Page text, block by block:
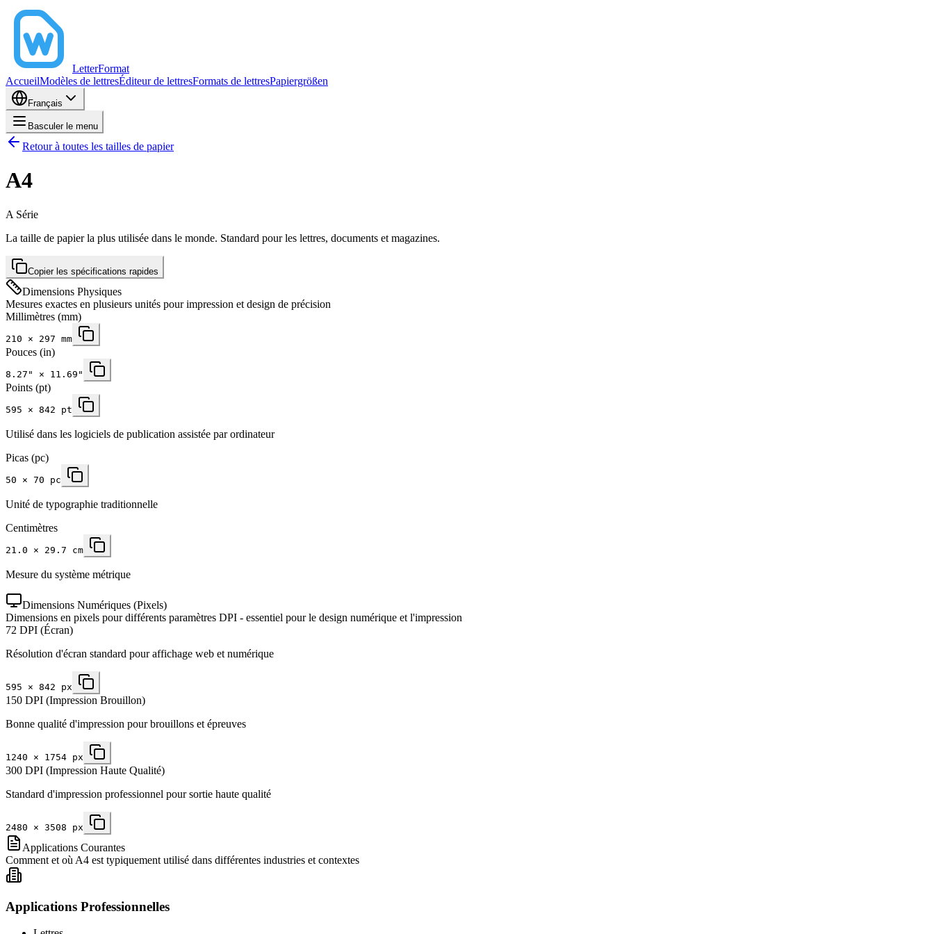
LetterFormat
AccueilModèles de lettresÉditeur de lettresFormats de lettresPapiergrößen
Français
Basculer le menu
Retour à toutes les tailles de papier
A4
A Série
La taille de papier la plus utilisée dans le monde. Standard pour les lettres, documents et magazines.
Copier les spécifications rapides
Dimensions Physiques
Mesures exactes en plusieurs unités pour impression et design de précision
Millimètres (mm)
210 × 297 mm
Pouces (in)
8.27 " × 11.69 "
Points (pt)
595 × 842 pt
Utilisé dans les logiciels de publication assistée par ordinateur
Picas (pc)
50 × 70 pc
Unité de typographie traditionnelle
Centimètres
21.0 × 29.7 cm
Mesure du système métrique
Dimensions Numériques (Pixels)
Dimensions en pixels pour différents paramètres DPI - essentiel pour le design numérique et l'impression
72 DPI (Écran)
Résolution d'écran standard pour affichage web et numérique
595 × 842 px
150 DPI (Impression Brouillon)
Bonne qualité d'impression pour brouillons et épreuves
1240 × 1754 px
300 DPI (Impression Haute Qualité)
Standard d'impression professionnel pour sortie haute qualité
2480 × 3508 px
Applications Courantes
Comment et où A4 est typiquement utilisé dans différentes industries et contextes
Applications Professionnelles